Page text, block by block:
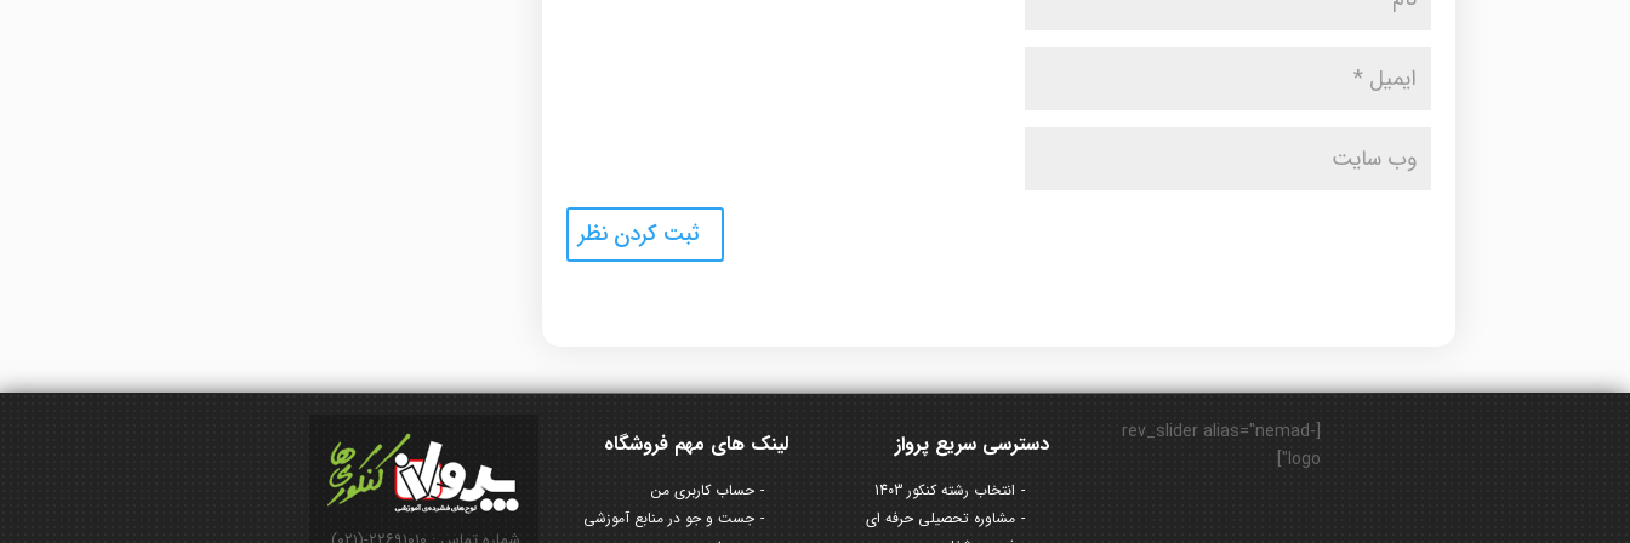
لینک های مهم فروشگاه
حساب کاربری من
جست و جو در منابع آموزشی
دسترسی سریع پرواز
انتخاب رشته کنکور 1403
مشاوره تحصیلی حرفه ای
[rev_slider alias="nemad-
logo"]